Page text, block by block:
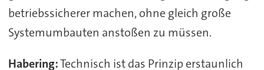
betriebssicherer machen, ohne gleich große
Systemumbauten anstoßen zu müssen.
Habering:Technisch ist das Prinzip erstaunlich